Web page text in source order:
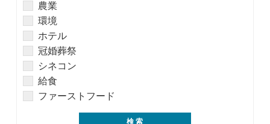
農業
環境
ホテル
冠婚葬祭
シネコン
給食
ファーストフード